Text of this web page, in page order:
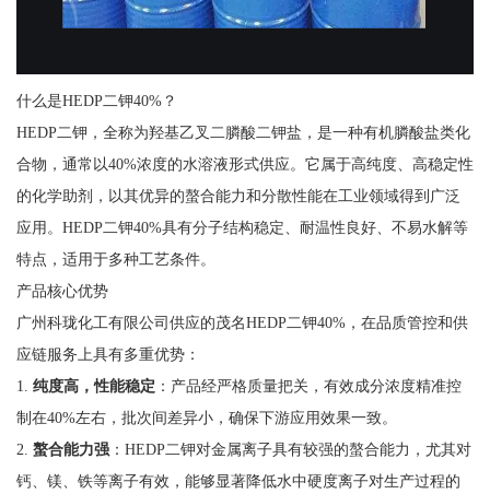
什么是HEDP二钾40%？
HEDP二钾，全称为羟基乙叉二膦酸二钾盐，是一种有机膦酸盐类化
合物，通常以40%浓度的水溶液形式供应。它属于高纯度、高稳定性
的化学助剂，以其优异的螯合能力和分散性能在工业领域得到广泛
应用。HEDP二钾40%具有分子结构稳定、耐温性良好、不易水解等
特点，适用于多种工艺条件。
产品核心优势
广州科珑化工有限公司供应的茂名HEDP二钾40%，在品质管控和供
应链服务上具有多重优势：
1. 纯度高，性能稳定 ：产品经严格质量把关，有效成分浓度精准控
制在40%左右，批次间差异小，确保下游应用效果一致。
2. 螯合能力强：HEDP二钾对金属离子具有较强的螯合能力，尤其对
钙、镁、铁等离子有效，能够显著降低水中硬度离子对生产过程的